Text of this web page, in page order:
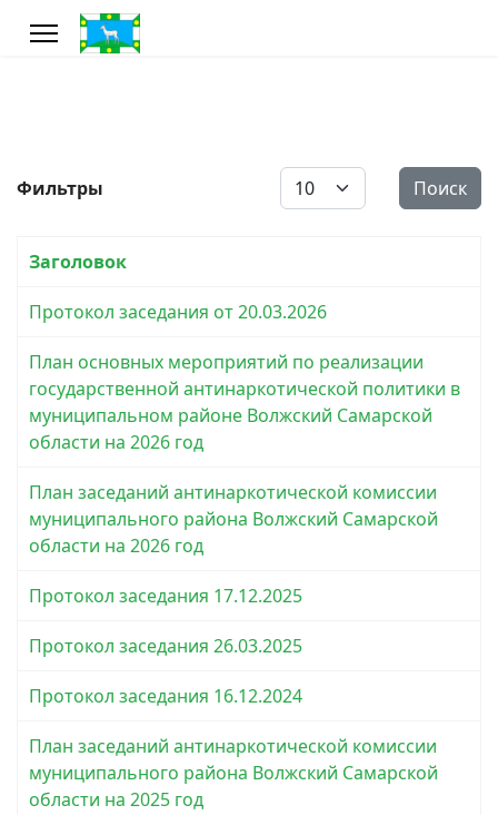
Фильтры Кол-во строк: Поиск
Заголовок
Протокол заседания от 20.03.2026
План основных мероприятий по реализации
государственной антинаркотической политики в
муниципальном районе Волжский Самарской
области на 2026 год
План заседаний антинаркотической комиссии
муниципального района Волжский Самарской
области на 2026 год
Протокол заседания 17.12.2025
Протокол заседания 26.03.2025
Протокол заседания 16.12.2024
План заседаний антинаркотической комиссии
муниципального района Волжский Самарской
области на 2025 год